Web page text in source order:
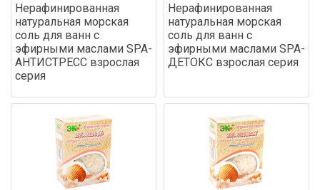
Нерафинированная
натуральная морская
соль для ванн с
эфирными маслами SPA-
АНТИСТРЕСС взрослая
серия
Нерафинированная
натуральная морская
соль для ванн с
эфирными маслами SPA-
ДЕТОКС взрослая серия